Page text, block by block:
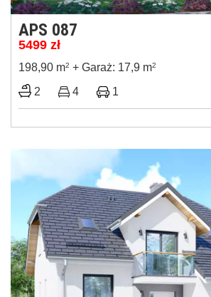
APS 087
5499 zł
198,90 m2 + Garaż: 17,9 m2
2 4 1